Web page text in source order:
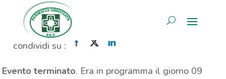
AREA RISERVATA
Propaganda Prolife
Home» Evento» Propaganda Prolife
condividi su :
Evento terminato. Era in programma il giorno 09